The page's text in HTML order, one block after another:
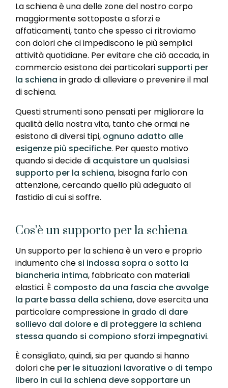
La schiena è una delle zone del nostro corpo
maggiormente sottoposte a sforzi e
affaticamenti, tanto che spesso ci ritroviamo
con dolori che ci impediscono le più semplici
attività quotidiane. Per evitare che ciò accada, in
commercio esistono dei particolari supporti per
la schiena in grado di alleviare o prevenire il mal
di schiena.
Questi strumenti sono pensati per migliorare la
qualità della nostra vita, tanto che ormai ne
esistono di diversi tipi, ognuno adatto alle
esigenze più specifiche. Per questo motivo
quando si decide di acquistare un qualsiasi
supporto per la schiena, bisogna farlo con
attenzione, cercando quello più adeguato al
fastidio di cui si soffre.
Cos’è un supporto per la schiena
Un supporto per la schiena è un vero e proprio
indumento che si indossa sopra o sotto la
biancheria intima, fabbricato con materiali
elastici. È composto da una fascia che avvolge
la parte bassa della schiena, dove esercita una
particolare compressione in grado di dare
sollievo dal dolore e di proteggere la schiena
stessa quando si compiono sforzi impegnativi.
È consigliato, quindi, sia per quando si hanno
dolori che per le situazioni lavorative o di tempo
libero in cui la schiena deve sopportare un